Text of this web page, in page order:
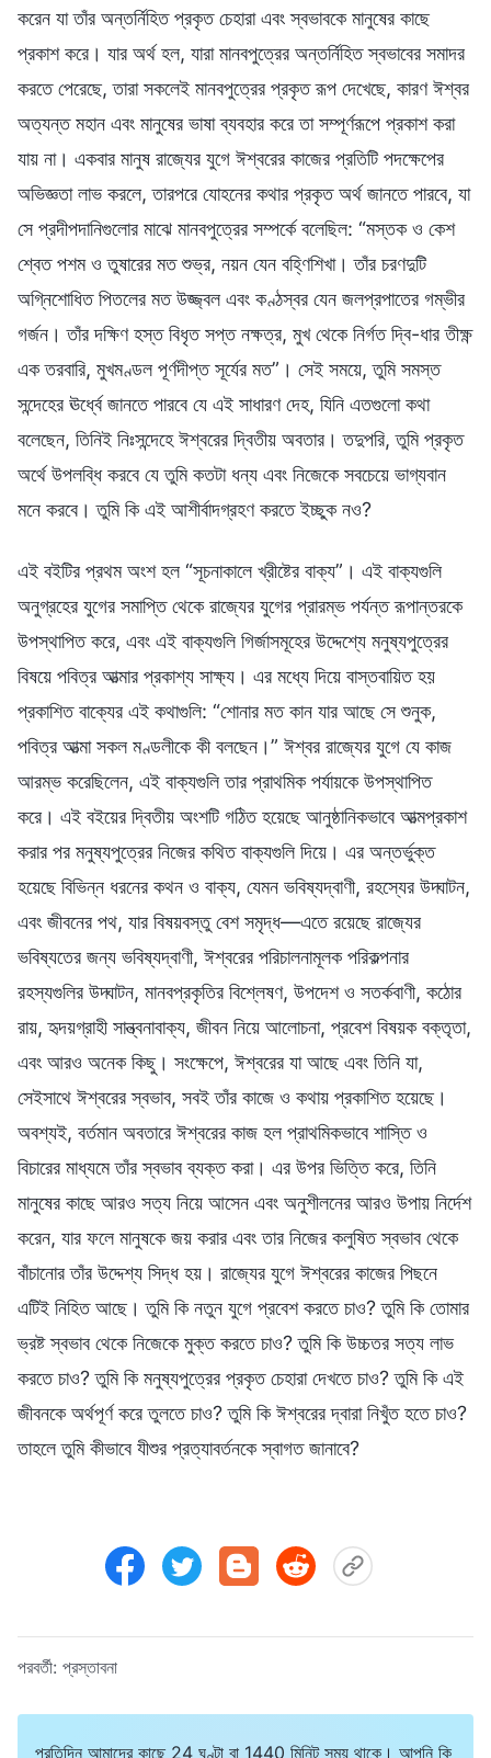
করেন যা তাঁর অন্তর্নিহিত প্রকৃত চেহারা এবং স্বভাবকে মানুষের কাছে
প্রকাশ করে। যার অর্থ হল, যারা মানবপুত্রের অন্তর্নিহিত স্বভাবের সমাদর
করতে পেরেছে, তারা সকলেই মানবপুত্রের প্রকৃত রূপ দেখেছে, কারণ ঈশ্বর
অত্যন্ত মহান এবং মানুষের ভাষা ব্যবহার করে তা সম্পূর্ণরূপে প্রকাশ করা
যায় না। একবার মানুষ রাজ্যের যুগে ঈশ্বরের কাজের প্রতিটি পদক্ষেপের
অভিজ্ঞতা লাভ করলে, তারপরে যোহনের কথার প্রকৃত অর্থ জানতে পারবে, যা
সে প্রদীপদানিগুলোর মাঝে মানবপুত্রের সম্পর্কে বলেছিল: “মস্তক ও কেশ
শ্বেত পশম ও তুষারের মত শুভ্র, নয়ন যেন বহ্ণিশিখা। তাঁর চরণদুটি
অগ্নিশোধিত পিতলের মত উজ্জ্বল এবং কণ্ঠস্বর যেন জলপ্রপাতের গম্ভীর
গর্জন। তাঁর দক্ষিণ হস্ত বিধৃত সপ্ত নক্ষত্র, মুখ থেকে নির্গত দ্বি-ধার তীক্ষ্ণ
এক তরবারি, মুখমণ্ডল পূর্ণদীপ্ত সূর্যের মত”। সেই সময়ে, তুমি সমস্ত
সন্দেহের ঊর্ধ্বে জানতে পারবে যে এই সাধারণ দেহ, যিনি এতগুলো কথা
বলেছেন, তিনিই নিঃসন্দেহে ঈশ্বরের দ্বিতীয় অবতার। তদুপরি, তুমি প্রকৃত
অর্থে উপলব্ধি করবে যে তুমি কতটা ধন্য এবং নিজেকে সবচেয়ে ভাগ্যবান
মনে করবে। তুমি কি এই আশীর্বাদগ্রহণ করতে ইচ্ছুক নও?
এই বইটির প্রথম অংশ হল “সূচনাকালে খ্রীষ্টের বাক্য”। এই বাক্যগুলি
অনুগ্রহের যুগের সমাপ্তি থেকে রাজ্যের যুগের প্রারম্ভ পর্যন্ত রূপান্তরকে
উপস্থাপিত করে, এবং এই বাক্যগুলি গির্জাসমূহের উদ্দেশ্যে মনুষ্যপুত্রের
বিষয়ে পবিত্র আত্মার প্রকাশ্য সাক্ষ্য। এর মধ্যে দিয়ে বাস্তবায়িত হয়
প্রকাশিত বাক্যের এই কথাগুলি: “শোনার মত কান যার আছে সে শুনুক,
পবিত্র আত্মা সকল মণ্ডলীকে কী বলছেন।” ঈশ্বর রাজ্যের যুগে যে কাজ
আরম্ভ করেছিলেন, এই বাক্যগুলি তার প্রাথমিক পর্যায়কে উপস্থাপিত
করে। এই বইয়ের দ্বিতীয় অংশটি গঠিত হয়েছে আনুষ্ঠানিকভাবে আত্মপ্রকাশ
করার পর মনুষ্যপুত্রের নিজের কথিত বাক্যগুলি দিয়ে। এর অন্তর্ভুক্ত
হয়েছে বিভিন্ন ধরনের কথন ও বাক্য, যেমন ভবিষ্যদ্বাণী, রহস্যের উদ্ঘাটন,
এবং জীবনের পথ, যার বিষয়বস্তু বেশ সমৃদ্ধ—এতে রয়েছে রাজ্যের
ভবিষ্যতের জন্য ভবিষ্যদ্বাণী, ঈশ্বরের পরিচালনামূলক পরিকল্পনার
রহস্যগুলির উদ্ঘাটন, মানবপ্রকৃতির বিশ্লেষণ, উপদেশ ও সতর্কবাণী, কঠোর
রায়, হৃদয়গ্রাহী সান্ত্বনাবাক্য, জীবন নিয়ে আলোচনা, প্রবেশ বিষয়ক বক্তৃতা,
এবং আরও অনেক কিছু। সংক্ষেপে, ঈশ্বরের যা আছে এবং তিনি যা,
সেইসাথে ঈশ্বরের স্বভাব, সবই তাঁর কাজে ও কথায় প্রকাশিত হয়েছে।
অবশ্যই, বর্তমান অবতারে ঈশ্বরের কাজ হল প্রাথমিকভাবে শাস্তি ও
বিচারের মাধ্যমে তাঁর স্বভাব ব্যক্ত করা। এর উপর ভিত্তি করে, তিনি
মানুষের কাছে আরও সত্য নিয়ে আসেন এবং অনুশীলনের আরও উপায় নির্দেশ
করেন, যার ফলে মানুষকে জয় করার এবং তার নিজের কলুষিত স্বভাব থেকে
বাঁচানোর তাঁর উদ্দেশ্য সিদ্ধ হয়। রাজ্যের যুগে ঈশ্বরের কাজের পিছনে
এটিই নিহিত আছে। তুমি কি নতুন যুগে প্রবেশ করতে চাও? তুমি কি তোমার
ভ্রষ্ট স্বভাব থেকে নিজেকে মুক্ত করতে চাও? তুমি কি উচ্চতর সত্য লাভ
করতে চাও? তুমি কি মনুষ্যপুত্রের প্রকৃত চেহারা দেখতে চাও? তুমি কি এই
জীবনকে অর্থপূর্ণ করে তুলতে চাও? তুমি কি ঈশ্বরের দ্বারা নিখুঁত হতে চাও?
তাহলে তুমি কীভাবে যীশুর প্রত্যাবর্তনকে স্বাগত জানাবে?
পরবর্তী: প্রস্তাবনা
প্রতিদিন আমাদের কাছে 24 ঘণ্টা বা 1440 মিনিট সময় থাকে। আপনি কি